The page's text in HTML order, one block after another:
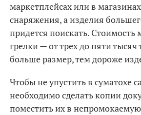
маркетплейсах или в
снаряжения, а изделия
придется поискать. Стоимость
грелки — от трех до пяти тысяч
больше размер, тем дороже
Чтобы не упустить в суматохе
необходимо сделать копии
поместить их в